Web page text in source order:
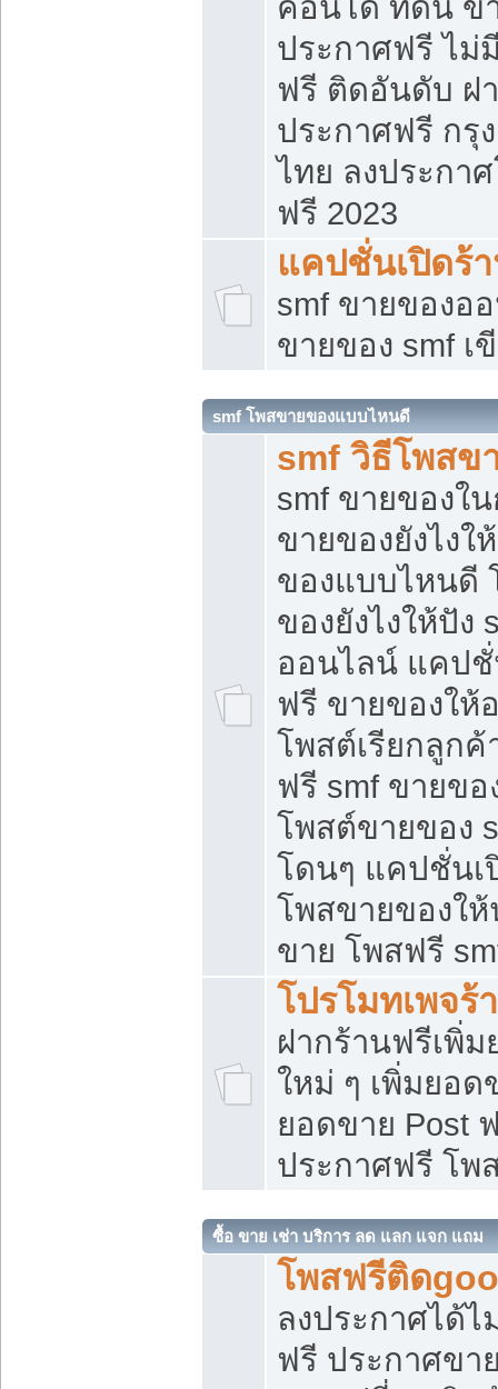
คอนโด ที่ดิน ข
ประกาศฟรี ไม่
ฟรี ติดอันดับ ฝ
ประกาศฟรี กรุ
ไทย ลงประกา
ฟรี 2023
แคปชั่นเปิดร้
smf ขายของอ
ขายของ smf เ
smf โพสขายของแบบไหนดี
smf วิธีโพสข
smf ขายของใ
ขายของยังไง
ของแบบไหนดี
ของยังไงให้ปั
ออนไลน์ แคป
ฟรี ขายของให้
โพสต์เรียกลูกค้
ฟรี smf ขายขอ
โพสต์ขายของ
โดนๆ แคปชั่นเ
โพสขายของใ
ขาย โพสฟรี
โปรโมทเพจร้
ฝากร้านฟรีเพิ่
ใหม่ ๆ เพิ่มยอด
ยอดขาย Post
ประกาศฟรี โพ
ซื้อ ขาย เช่า บริการ ลด แลก แจก แถม
โพสฟรีติด
ลงประกาศได้
ฟรี ประกาศข